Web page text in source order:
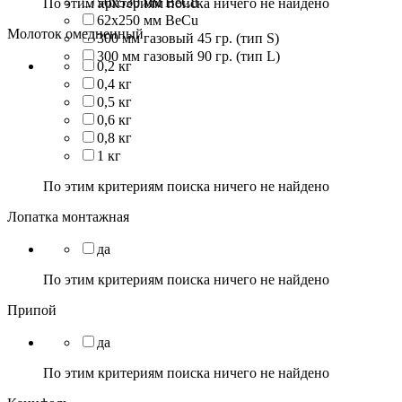
62х250 мм BeCu
300 мм газовый 45 гр. (тип S)
300 мм газовый 90 гр. (тип L)
По этим критериям поиска ничего не найдено
Молоток омедненный
0,2 кг
0,4 кг
0,5 кг
0,6 кг
0,8 кг
1 кг
По этим критериям поиска ничего не найдено
Лопатка монтажная
да
По этим критериям поиска ничего не найдено
Припой
да
По этим критериям поиска ничего не найдено